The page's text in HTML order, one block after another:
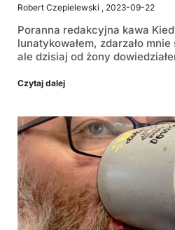
Robert Czepielewski 2023-09-22
Poranna redakcyjna kawa
lunatykowałem, zdarzało
ale dzisiaj od żony
Czytaj dalej